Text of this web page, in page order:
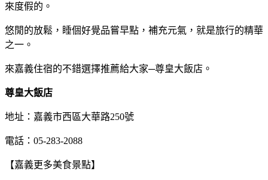
來度假的。
悠閒的放鬆，睡個好覺品嘗早點，補充元氣，就是旅行的精華
之一。
來嘉義住宿的不錯選擇推薦給大家─尊皇大飯店。
尊皇大飯店
地址：嘉義市西區大華路250號
電話：05-283-2088
【嘉義更多美食景點】